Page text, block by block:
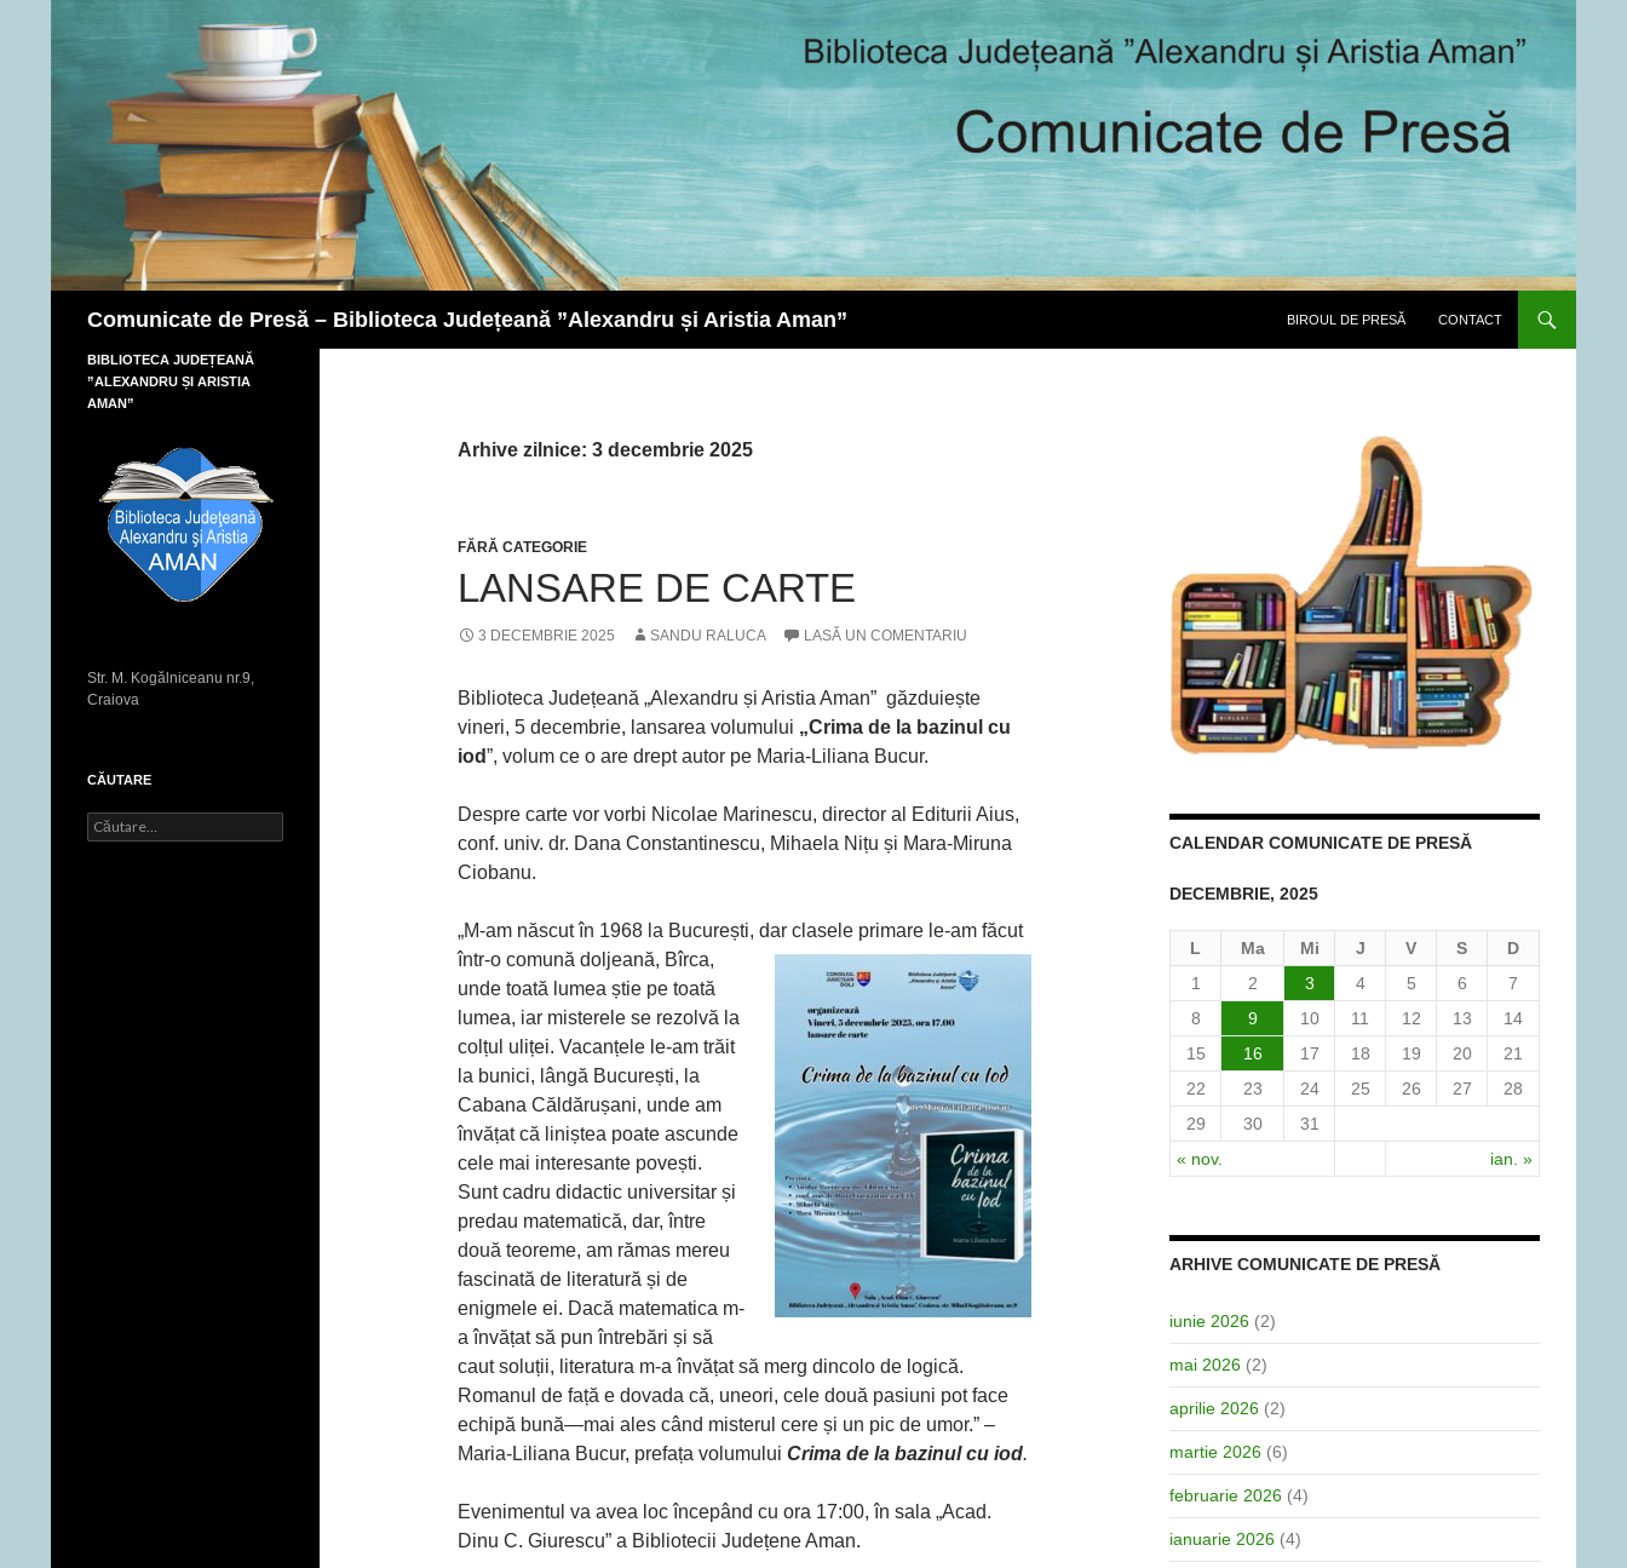
Comunicate de Presă – Biblioteca Județeană ”Alexandru și Aristia Aman”
BIROUL DE PRESĂ
CONTACT
Arhive zilnice: 3 decembrie 2025
FĂRĂ CATEGORIE
LANSARE DE CARTE
3 DECEMBRIE 2025 SANDU RALUCA LASĂ UN COMENTARIU
Biblioteca Județeană „Alexandru și Aristia Aman” găzduiește
vineri, 5 decembrie, lansarea volumului „Crima de la bazinul cu
iod”, volum ce o are drept autor pe Maria-Liliana Bucur.
Despre carte vor vorbi Nicolae Marinescu, director al Editurii Aius,
conf. univ. dr. Dana Constantinescu, Mihaela Nițu și Mara-Miruna
Ciobanu.
„M-am născut în 1968 la București, dar clasele primare le-am făcut
într-o comună doljeană, Bîrca,
unde toată lumea știe pe toată
lumea, iar misterele se rezolvă la
colțul uliței. Vacanțele le-am trăit
la bunici, lângă București, la
Cabana Căldărușani, unde am
învățat că liniștea poate ascunde
cele mai interesante povești.
Sunt cadru didactic universitar și
predau matematică, dar, între
două teoreme, am rămas mereu
fascinată de literatură și de
enigmele ei. Dacă matematica m-
a învățat să pun întrebări și să
caut soluții, literatura m-a învățat să merg dincolo de logică.
Romanul de față e dovada că, uneori, cele două pasiuni pot face
echipă bună—mai ales când misterul cere și un pic de umor.” –
Maria-Liliana Bucur, prefața volumului Crima de la bazinul cu iod.
Evenimentul va avea loc începând cu ora 17:00, în sala „Acad.
Dinu C. Giurescu” a Bibliotecii Județene Aman.
CALENDAR COMUNICATE DE PRESĂ
DECEMBRIE, 2025
L Ma Mi J V S D
« nov. ian. »
1 2 3 4 5 6
7
8
9 10 11 12 13
14
15
16 17 18 19 20
21
22
23 24 25 26 27
28
29
30 31
ARHIVE COMUNICATE DE PRESĂ
iunie 2026 (2)
mai 2026 (2)
aprilie 2026 (2)
martie 2026 (6)
februarie 2026 (4)
ianuarie 2026 (4)
BIBLIOTECA JUDEȚEANĂ
”ALEXANDRU ȘI ARISTIA
AMAN”
Str. M. Kogălniceanu nr.9,
Craiova
CĂUTARE
C
a